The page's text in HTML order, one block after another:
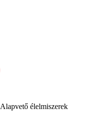
Alapvető élelmiszerek